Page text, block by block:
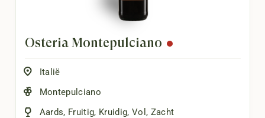
Osteria Montepulciano
Italië
Montepulciano
Aards, Fruitig, Kruidig,Vol , Zacht